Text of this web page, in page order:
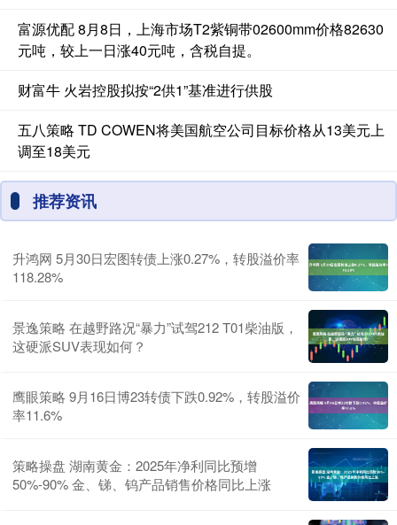
富源优配 8月8日，上海市场T2紫铜带02600mm价格82630
元吨，较上一日涨40元吨，含税自提。
财富牛 火岩控股拟按“2供1”基准进行供股
五八策略 TD COWEN将美国航空公司目标价格从13美元上
调至18美元
推荐资讯
升鸿网 5月30日宏图转债上涨0.27%，转股溢价率
118.28%
景逸策略 在越野路况“暴力”试驾212 T01柴油版，
这硬派SUV表现如何？
鹰眼策略 9月16日博23转债下跌0.92%，转股溢价
率11.6%
策略操盘 湖南黄金：2025年净利同比预增
50%-90% 金、锑、钨产品销售价格同比上涨